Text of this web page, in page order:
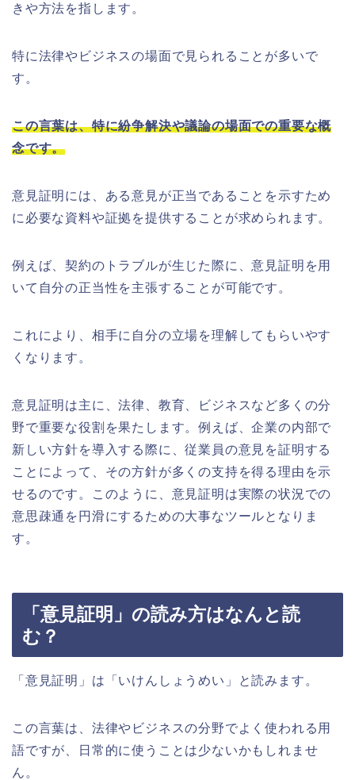
きや方法を指します。
特に法律やビジネスの場面で見られることが多いで
す。
この言葉は、特に紛争解決や議論の場面での重要な概
念です。
意見証明には、ある意見が正当であることを示すため
に必要な資料や証拠を提供することが求められます。
例えば、契約のトラブルが生じた際に、意見証明を用
いて自分の正当性を主張することが可能です。
これにより、相手に自分の立場を理解してもらいやす
くなります。
意見証明は主に、法律、教育、ビジネスなど多くの分
野で重要な役割を果たします。例えば、企業の内部で
新しい方針を導入する際に、従業員の意見を証明する
ことによって、その方針が多くの支持を得る理由を示
せるのです。このように、意見証明は実際の状況での
意思疎通を円滑にするための大事なツールとなりま
す。
「意見証明」の読み方はなんと読
む？
「意見証明」は「いけんしょうめい」と読みます。
この言葉は、法律やビジネスの分野でよく使われる用
語ですが、日常的に使うことは少ないかもしれませ
ん。